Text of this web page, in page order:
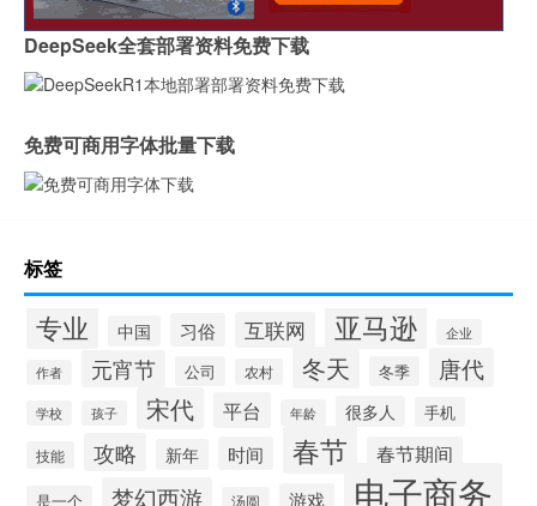
DeepSeek全套部署资料免费下载
免费可商用字体批量下载
标签
专业 中国 习俗 互联网 亚马逊 企业
作者 元宵节 公司 农村 冬天 冬季 唐代
学校 孩子 宋代 平台 年龄 很多人 手机
技能 攻略 新年 时间 春节 春节期间
是一个 梦幻西游 汤圆 游戏 电子商务